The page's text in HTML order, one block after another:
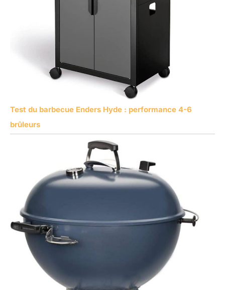
Test du barbecue Enders Hyde : performance 4-6
brûleurs